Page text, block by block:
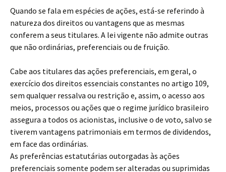
Quando se fala em espécies de ações, está-se referindo à
natureza dos direitos ou vantagens que as mesmas
conferem a seus titulares. A lei vigente não admite outras
que não ordinárias, preferenciais ou de fruição.
Cabe aos titulares das ações preferenciais, em geral, o
exercício dos direitos essenciais constantes no artigo 109,
sem qualquer ressalva ou restrição e, assim, o acesso aos
meios, processos ou ações que o regime jurídico brasileiro
assegura a todos os acionistas, inclusive o de voto, salvo se
tiverem vantagens patrimoniais em termos de dividendos,
em face das ordinárias.
As preferências estatutárias outorgadas às ações
preferenciais somente podem ser alteradas ou suprimidas